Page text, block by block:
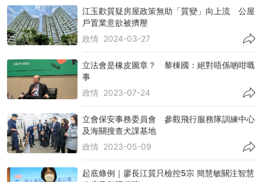
江玉歡質疑房屋政策無助「質變」向上流 公屋
戶置業意欲被擠壓
政情 2024-03-27
立法會是橡皮圖章？ 黎棟國：絕對唔係啲咁嘅
事
政情 2023-07-24
立會保安事務委員會 參觀飛行服務隊訓練中心
及海關搜查犬課基地
政情 2023-05-09
起底條例｜廖長江質只檢控5宗 簡慧敏關注智慧